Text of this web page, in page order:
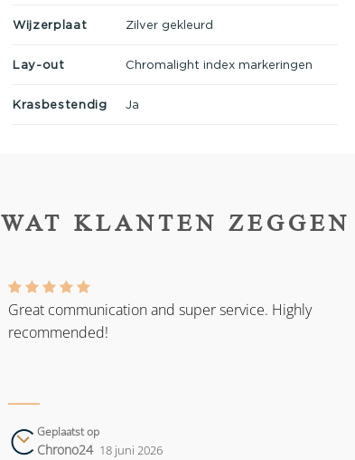
Wijzerplaat Zilver gekleurd
Lay-out Chromalight index markeringen
Krasbestendig Ja
WAT KLANTEN ZEGGEN
Great communication and super service. Highly
recommended!
Geplaatst op
Chrono24 18 juni 2026